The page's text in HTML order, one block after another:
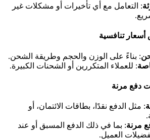
: التعامل مع أي تأخيرات أو مشكلات غير
تنافسية
: بناءً على الوزن والحجم وطريقة الشحن.
: للعملاء المتكررين أو الشحنات الكبيرة.
دفع مرنة
: مثل الدفع نقدًا، بطاقات الائتمان، أو
مرنة: بما في ذلك الدفع المسبق أو عند
العميل.